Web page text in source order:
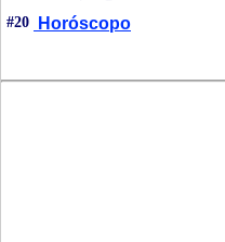
#20 Horóscopo